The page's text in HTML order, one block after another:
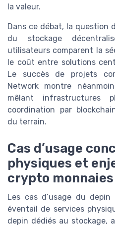
la valeur.
Dans ce débat, la question
du stockage
utilisateurs comparent la
le coût entre solutions
Le succès de projets
Network montre
mêlant infrastructures
coordination par
du terrain.
Cas d’usage
physiques et
crypto monnaies
Les cas d’usage du
éventail de services
depin dédiés au stockage,